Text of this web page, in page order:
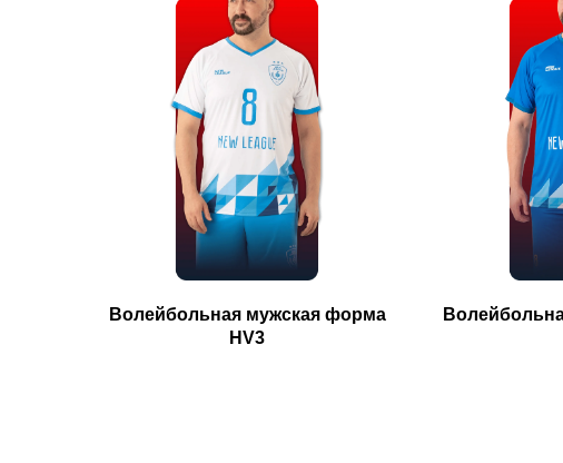
Волейбольная мужская форма
HV3